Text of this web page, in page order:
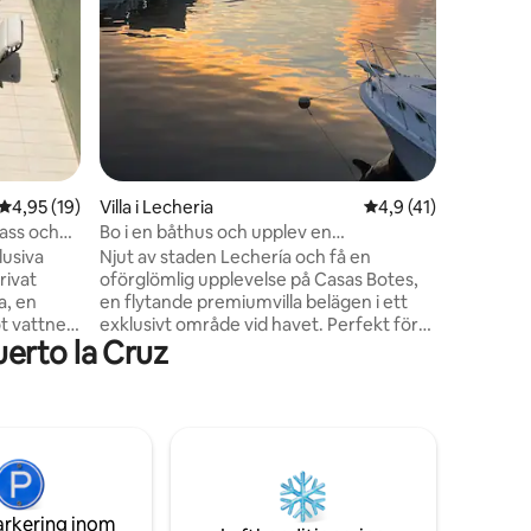
av 5 i genomsnittligt betyg, 19 omdömen
4,95 (19)
och
en
vattnet,
6
4
inte
Villa i Lecheria 4,9 av 5 i
4,9 (41)
Bo i en båthus och upplev en
premiumvistelse
Njut av staden Lechería och få en
oförglömlig upplevelse på Casas Botes,
en flytande premiumvilla belägen i ett
exklusivt område vid havet. Perfekt för
grupper och fester, det erbjuder
spektakulär utsikt över de farbara
promenad till öarna i Mochima
nationalpark, där du kan njuta av dess
la Cruz
inom